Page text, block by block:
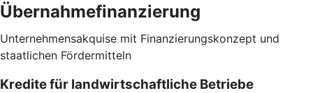
Übernahmefinanzierung
Unternehmensakquise mit Finanzierungskonzept und
staatlichen Fördermitteln
Kredite für landwirtschaftliche Betriebe